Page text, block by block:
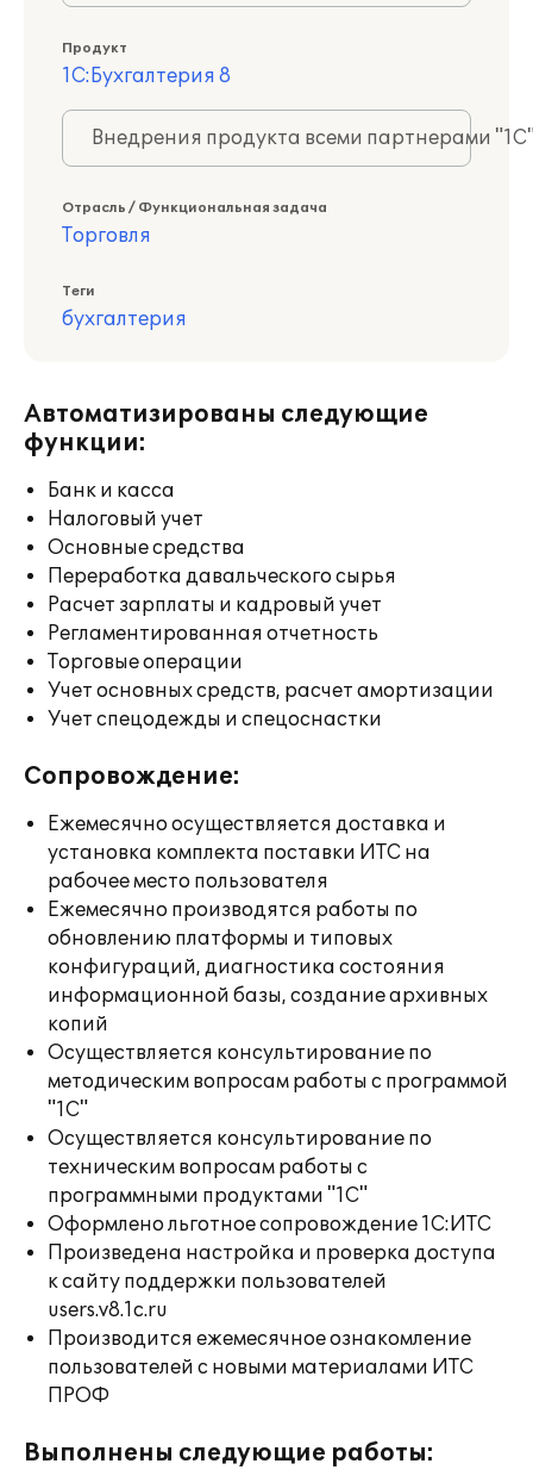
Продукт
1С:Бухгалтерия 8
Внедрения продукта всеми партнерами
Отрасль / Функциональная задача
Торговля
Теги
бухгалтерия
Автоматизированы следующие
функции:
Банк и касса
Налоговый учет
Основные средства
Переработка давальческого сырья
Расчет зарплаты и кадровый учет
Регламентированная отчетность
Торговые операции
Учет основных средств, расчет амортизации
Учет спецодежды и спецоснастки
Сопровождение:
Ежемесячно осуществляется доставка и
установка комплекта поставки ИТС на
рабочее место пользователя
Ежемесячно производятся работы по
обновлению платформы и типовых
конфигураций, диагностика состояния
информационной базы, создание архивных
копий
Осуществляется консультирование по
методическим вопросам работы с программой
"1С"
Осуществляется консультирование по
техническим вопросам работы с
программными продуктами "1С"
Оформлено льготное сопровождение 1С:ИТС
Произведена настройка и проверка доступа
к сайту поддержки пользователей
users.v8.1c.ru
Производится ежемесячное ознакомление
пользователей с новыми материалами ИТС
ПРОФ
Выполнены следующие работы: